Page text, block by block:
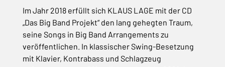
Im Jahr 2018 erfüllt sich KLAUS LAGE mit der CD
„Das Big Band Projekt“ den lang gehegten Traum,
seine Songs in Big Band Arrangements zu
veröffentlichen. In klassischer Swing-Besetzung
mit Klavier, Kontrabass und Schlagzeug